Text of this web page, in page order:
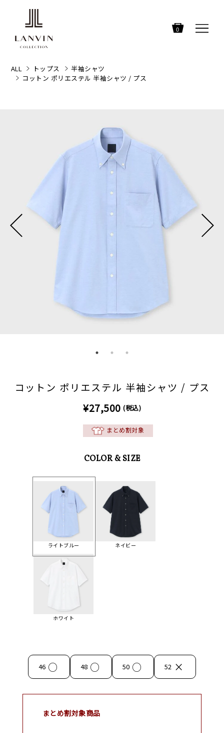
0
ALL トップス
半袖シャツ
コットン ポリエステル 半袖シャツ / プス
コットン ポリエステル 半袖シャツ / プス
¥27,500 (税込)
まとめ割対象
COLOR & SIZE
ライトブルー ネイビー
ホワイト
46 ○ 48 ○ 50 ○ 52 ×
まとめ割対象商品